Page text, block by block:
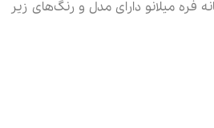
میلانو دارای مدل و رنگ‌های زیر